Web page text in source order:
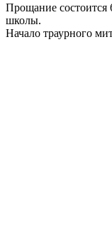
Прощание состоится
школы.
Начало траурного